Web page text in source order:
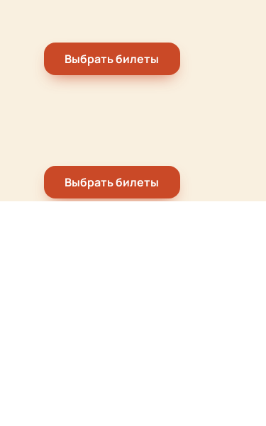
Выбрать билеты
Выбрать билеты